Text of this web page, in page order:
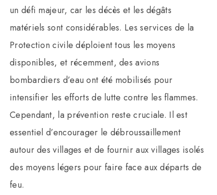
un défi majeur, car les décès et les dégâts
matériels sont considérables. Les services de la
Protection civile déploient tous les moyens
disponibles, et récemment, des avions
bombardiers d’eau ont été mobilisés pour
intensifier les efforts de lutte contre les flammes.
Cependant, la prévention reste cruciale. Il est
essentiel d’encourager le débroussaillement
autour des villages et de fournir aux villages isolés
des moyens légers pour faire face aux départs de
feu.